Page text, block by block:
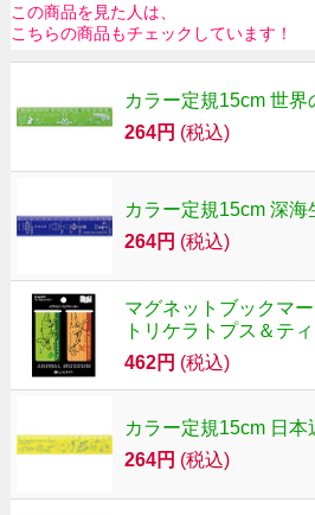
この商品を見た人は、
こちらの商品もチェックしています！
カラー定規15cm 世界
264円 (税込)
カラー定規15cm 深海
264円 (税込)
マグネットブックマ
トリケラトプス＆テ
462円 (税込)
カラー定規15cm 日本
264円 (税込)